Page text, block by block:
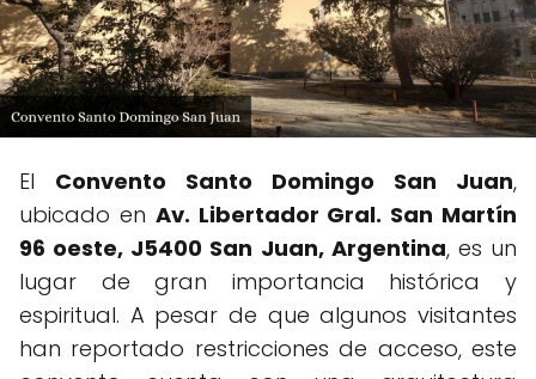
El Convento Santo Domingo San Juan,
ubicado en Av. Libertador Gral. San Martín
96 oeste, J5400 San Juan, Argentina, es un
lugar de gran importancia histórica y
espiritual. A pesar de que algunos visitantes
han reportado restricciones de acceso, este